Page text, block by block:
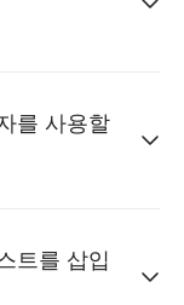
를 사용할
트를 삽입